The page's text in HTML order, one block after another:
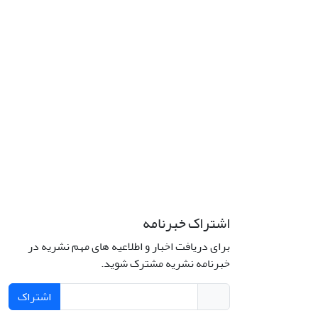
اشتراک خبرنامه
برای دریافت اخبار و اطلاعیه های مهم نشریه در
خبرنامه نشریه مشترک شوید.
اشتراک